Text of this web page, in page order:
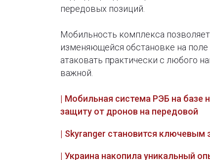
передовых позиций.
Мобильность комплекса
изменяющейся обстановке на
атаковать практически с любого
важной.
| Мобильная система РЭБ на базе
защиту от дронов на передовой
| Skyranger становится
| Украина накопила уникальный